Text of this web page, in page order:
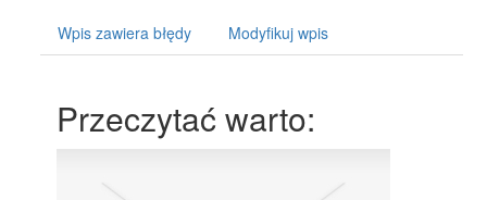
Wpis zawiera błędy Modyfikuj wpis
Przeczytać warto: